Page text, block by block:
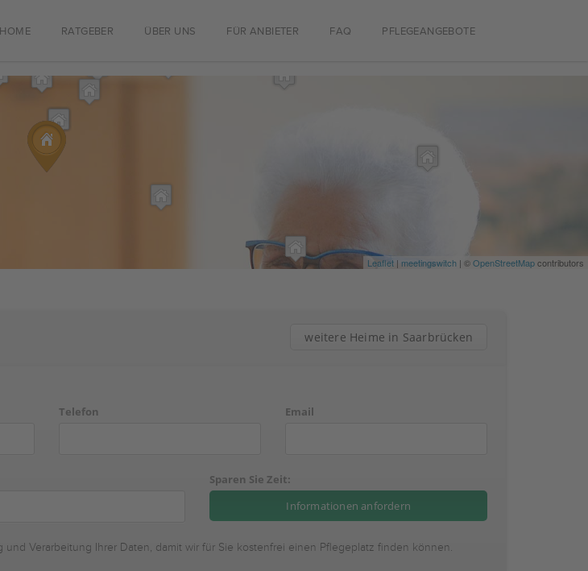
HOME RATGEBER ÜBER UNS FÜR ANBIETER FAQ PFLEGEANGEBOTE
Leaflet | meetingswitch | ©OpenStreetMapcontributors
weitere Heime in Saarbrücken
Telefon Email
Sparen Sie Zeit:
Verarbeitung Ihrer Daten, damit wir für Sie kostenfrei einen Pflegeplatz finden können.